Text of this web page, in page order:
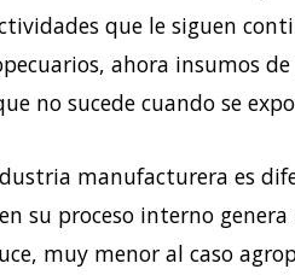
que le siguen
ahora insumos
no sucede cuando se
manufacturera es
su proceso interno
muy menor al caso